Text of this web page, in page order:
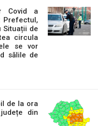
Covid a
Prefectul,
Situații de
circula
se vor
sălile de
de la ora
din